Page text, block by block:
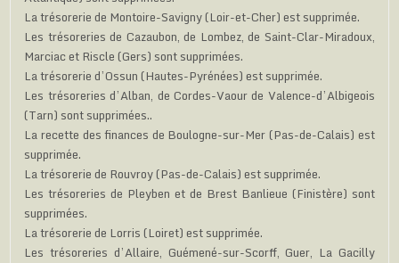
La trésorerie de Montoire-Savigny (Loir-et-Cher) est supprimée.
Les trésoreries de Cazaubon, de Lombez, de Saint-Clar-Miradoux,
Marciac et Riscle (Gers) sont supprimées.
La trésorerie d’Ossun (Hautes-Pyrénées) est supprimée.
Les trésoreries d’Alban, de Cordes-Vaour de Valence-d’Albigeois
(Tarn) sont supprimées..
La recette des finances de Boulogne-sur-Mer (Pas-de-Calais) est
supprimée.
La trésorerie de Rouvroy (Pas-de-Calais) est supprimée.
Les trésoreries de Pleyben et de Brest Banlieue (Finistère) sont
supprimées.
La trésorerie de Lorris (Loiret) est supprimée.
Les trésoreries d’Allaire, Guémené-sur-Scorff, Guer, La Gacilly